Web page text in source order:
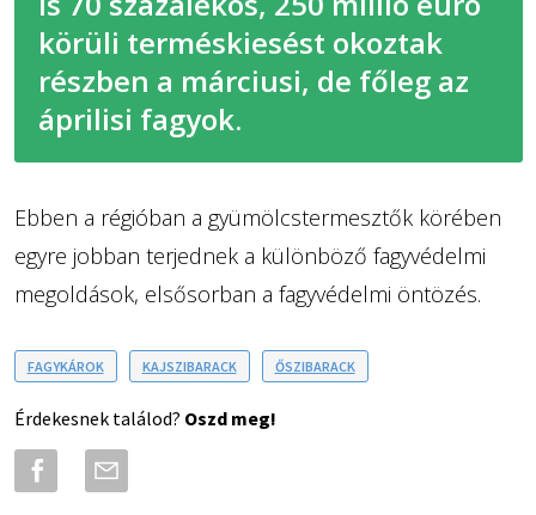
körüli terméskiesést okoztak
részben a márciusi, de főleg az
áprilisi fagyok.
Ebben a régióban a gyümölcstermesztők körében
egyre jobban terjednek a különböző fagyvédelmi
megoldások, elsősorban a fagyvédelmi öntözés.
FAGYKÁROK KAJSZIBARACK ŐSZIBARACK
Érdekesnek találod? Oszd meg!